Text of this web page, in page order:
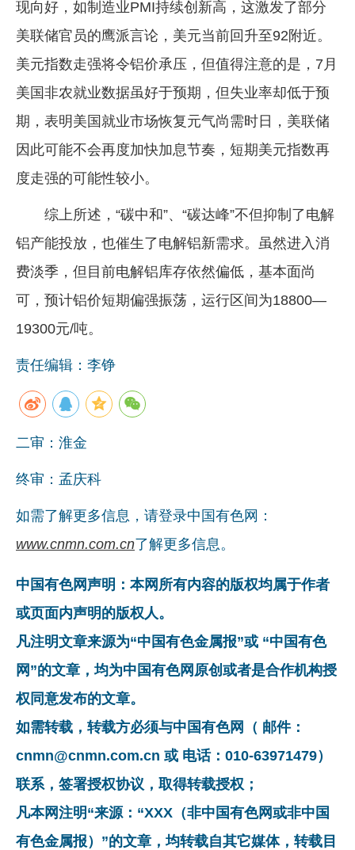
现向好，如制造业PMI持续创新高，这激发了部分
美联储官员的鹰派言论，美元当前回升至92附近。
美元指数走强将令铝价承压，但值得注意的是，7月
美国非农就业数据虽好于预期，但失业率却低于预
期，表明美国就业市场恢复元气尚需时日，美联储
因此可能不会再度加快加息节奏，短期美元指数再
度走强的可能性较小。
综上所述，“碳中和”、“碳达峰”不但抑制了电解
铝产能投放，也催生了电解铝新需求。虽然进入消
费淡季，但目前电解铝库存依然偏低，基本面尚
可，预计铝价短期偏强振荡，运行区间为18800—
19300元/吨。
责任编辑：李铮
二审：淮金
终审：孟庆科
如需了解更多信息，请登录中国有色网：
www.cnmn.com.cn了解更多信息。
中国有色网声明：本网所有内容的版权均属于作者
或页面内声明的版权人。
凡注明文章来源为“中国有色金属报”或 “中国有色
网”的文章，均为中国有色网原创或者是合作机构授
权同意发布的文章。
如需转载，转载方必须与中国有色网（ 邮件：
cnmn@cnmn.com.cn 或 电话：010-63971479）
联系，签署授权协议，取得转载授权；
凡本网注明“来源：“XXX（非中国有色网或非中国
有色金属报）”的文章，均转载自其它媒体，转载目